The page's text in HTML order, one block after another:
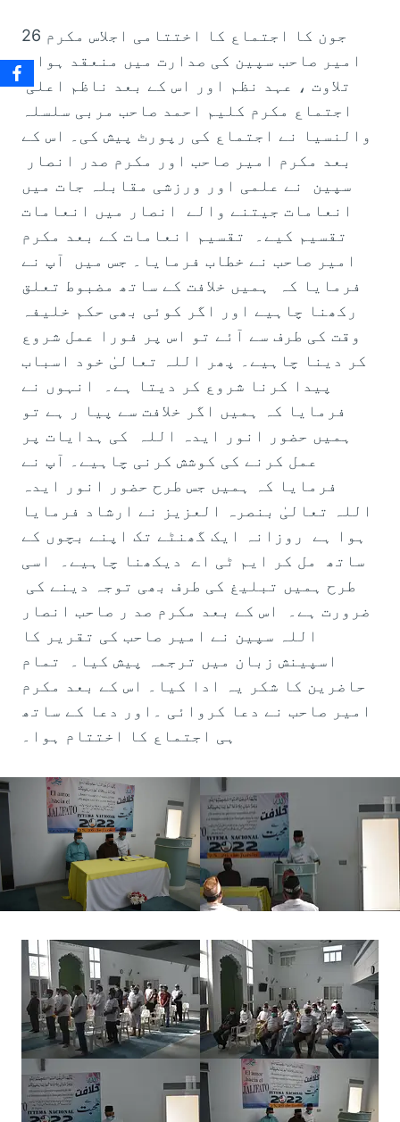
26 جون کا اجتماع کا اختتامی اجلاس مکرم
امیر صاحب سپین کی صدارت میں منعقد ہوا۔
تلاوت ، عہد نظم اور اس کے بعد ناظم اعلی
اجتماع مکرم کلیم احمد صاحب مربی سلسلہ
والنسیا نے اجتماع کی رپورٹ پیش کی۔ اس کے
بعد مکرم امیر صاحب اور مکرم صدر انصار
سپین نے علمی اور ورزشی مقابلہ جات میں
انعامات جیتنے والے انصار میں انعامات
تقسیم کیے۔ تقسیم انعامات کے بعد مکرم
امیر صاحب نے خطاب فرمایا۔ جس میں آپ نے
فرمایا کہ ہمیں خلافت کے ساتھ مضبوط تعلق
رکھنا چاہیے اور اگر کوئی بھی حکم خلیفہ
وقت کی طرف سے آئے تو اس پر فورا عمل شروع
کر دینا چاہیے۔ پھر اللہ تعالیٰ خود اسباب
پیدا کرنا شروع کر دیتا ہے۔ انہوں نے
فرمایا کہ ہمیں اگر خلافت سے پیا ر ہے تو
ہمیں حضور انور ایدہ اللہ کی ہدایات پر
عمل کرنے کی کوشش کرنی چاہیے۔ آپ نے
فرمایا کہ ہمیں جس طرح حضور انور ایدہ
اللہ تعالیٰ بنصرہ العزیز نے ارشاد فرمایا
ہوا ہے روزانہ ایک گھنٹے تک اپنے بچوں کے
ساتھ مل کر ایم ٹی اے دیکھنا چاہیے۔ اسی
طرح ہمیں تبلیغ کی طرف بھی توجہ دینے کی
ضرورت ہے۔ اس کے بعد مکرم صد ر صاحب انصار
اللہ سپین نے امیر صاحب کی تقریر کا
اسپینش زبان میں ترجمہ پیش کیا۔ تمام
حاضرین کا شکر یہ ادا کیا۔ اس کے بعد مکرم
امیر صاحب نے دعا کروائی ۔اور دعا کے ساتھ
ہی اجتماع کا اختتام ہوا۔